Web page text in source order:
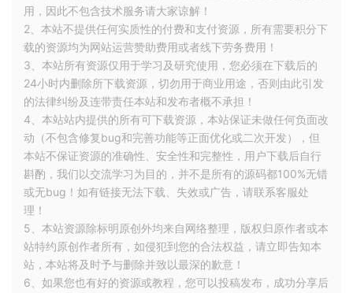
用，因此不包含技术服务请大家谅解！
2、本站不提供任何实质性的付费和支付资源，所有需要积分下
载的资源均为网站运营赞助费用或者线下劳务费用！
3、本站所有资源仅用于学习及研究使用，您必须在下载后的
24小时内删除所下载资源，切勿用于商业用途，否则由此引发
的法律纠纷及连带责任本站和发布者概不承担！
4、本站站内提供的所有可下载资源，本站保证未做任何负面改
动（不包含修复bug和完善功能等正面优化或二次开发），但
本站不保证资源的准确性、安全性和完整性，用户下载后自行
斟酌，我们以交流学习为目的，并不是所有的源码都100%无错
或无bug！如有链接无法下载、失效或广告，请联系客服处
理！
5、本站资源除标明原创外均来自网络整理，版权归原作者或本
站特约原创作者所有，如侵犯到您的合法权益，请立即告知本
站，本站将及时予与删除并致以最深的歉意！
6、如果您也有好的资源或教程，您可以投稿发布，成功分享后